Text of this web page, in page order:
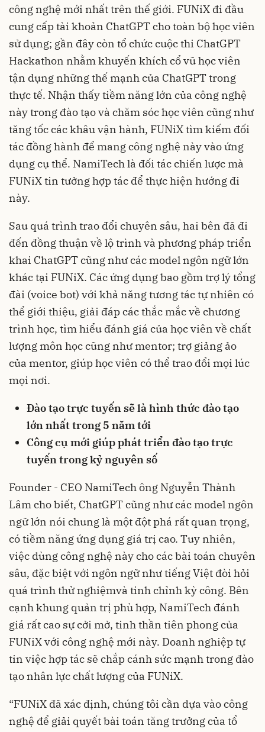
công nghệ mới nhất trên thế giới. FUNiX đi đầu
cung cấp tài khoản ChatGPT cho toàn bộ học viên
sử dụng; gần đây còn tổ chức cuộc thi ChatGPT
Hackathon nhằm khuyến khích cổ vũ học viên
tận dụng những thế mạnh của ChatGPT trong
thực tế. Nhận thấy tiềm năng lớn của công nghệ
này trong đào tạo và chăm sóc học viên cũng như
tăng tốc các khâu vận hành, FUNiX tìm kiếm đối
tác đồng hành để mang công nghệ này vào ứng
dụng cụ thể. NamiTech là đối tác chiến lược mà
FUNiX tin tưởng hợp tác để thực hiện hướng đi
này.
Sau quá trình trao đổi chuyên sâu, hai bên đã đi
đến đồng thuận về lộ trình và phương pháp triển
khai ChatGPT cũng như các model ngôn ngữ lớn
khác tại FUNiX. Các ứng dụng bao gồm trợ lý tổng
đài (voice bot) với khả năng tương tác tự nhiên có
thể giới thiệu, giải đáp các thắc mắc về chương
trình học, tìm hiểu đánh giá của học viên về chất
lượng môn học cũng như mentor; trợ giảng ảo
của mentor, giúp học viên có thể trao đổi mọi lúc
mọi nơi.
Đào tạo trực tuyến sẽ là hình thức đào tạo
lớn nhất trong 5 năm tới
Công cụ mới giúp phát triển đào tạo trực
tuyến trong kỷ nguyên số
Founder - CEO NamiTech ông Nguyễn Thành
Lâm cho biết, ChatGPT cũng như các model ngôn
ngữ lớn nói chung là một đột phá rất quan trọng,
có tiềm năng ứng dụng giá trị cao. Tuy nhiên,
việc dùng công nghệ này cho các bài toán chuyên
sâu, đặc biệt với ngôn ngữ như tiếng Việt đòi hỏi
quá trình thử nghiệmvà tinh chỉnh kỳ công. Bên
cạnh khung quản trị phù hợp, NamiTech đánh
giá rất cao sự cởi mở, tinh thần tiên phong của
FUNiX với công nghệ mới này. Doanh nghiệp tự
tin việc hợp tác sẽ chắp cánh sức mạnh trong đào
tạo nhân lực chất lượng của FUNiX.
“FUNiX đã xác định, chúng tôi cần dựa vào công
nghệ để giải quyết bài toán tăng trưởng của tổ